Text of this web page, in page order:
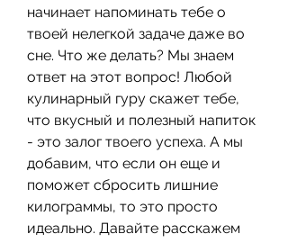
начинает напоминать тебе о
твоей нелегкой задаче даже во
сне. Что же делать? Мы знаем
ответ на этот вопрос! Любой
кулинарный гуру скажет тебе,
что вкусный и полезный напиток
- это залог твоего успеха. А мы
добавим, что если он еще и
поможет сбросить лишние
килограммы, то это просто
идеально. Давайте расскажем